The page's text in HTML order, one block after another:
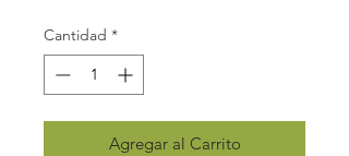
Cantidad *
Agregar al Carrito